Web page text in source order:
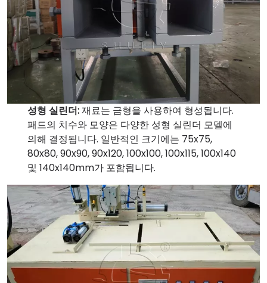
성형 실린더:재료는 금형을 사용하여 형성됩니다.
패드의 치수와 모양은 다양한 성형 실린더 모델에
의해 결정됩니다. 일반적인 크기에는 75x75,
80x80, 90x90, 90x120, 100x100, 100x115, 100x140
및 140x140mm가 포함됩니다.